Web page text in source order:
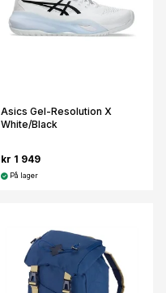
Asics Gel-Resolution X
White/Black
kr 1 949
På lager